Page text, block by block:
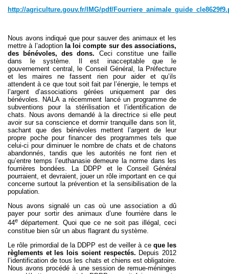
http://agriculture.gouv.fr/IMG/pdf/
Nous avons indiqué que pour sauver des animaux et les
mettre à l’adoptionla loi compte sur des associations,
des bénévoles, des dons. Ceci constitue une faille
dans le système. Il est inacceptable que le
gouvernement central, le Conseil Général, la Préfecture
et les maires ne fassent rien pour aider et qu’ils
attendent à ce que tout soit fait par l’énergie, le temps et
l’argent d’associations gérées uniquement par des
bénévoles. NALA a récemment lancé un programme de
subventions pour la stérilisation et l’identification de
chats. Nous avons demandé à la directrice si elle peut
avoir sur sa conscience et dormir tranquille dans son lit,
sachant que des bénévoles mettent l’argent de leur
propre poche pour financer des programmes tels que
celui-ci pour diminuer le nombre de chats et de chatons
abandonnés, tandis que les autorités ne font rien et
qu’entre temps l’euthanasie demeure la norme dans les
fourrières bondées. La DDPP et le Conseil Général
pourraient, et devraient, jouer un rôle important en ce qui
concerne surtout la prévention et la sensibilisation de la
population.
Nous avons signalé un cas où une association a dû
payer pour sortir des animaux d’une fourrière dans le
44e département. Quoi que ce ne soit pas illégal, ceci
constitue bien sûr un abus flagrant du système.
Le rôle primordial de la DDPP est de veiller à ce que les
règlements et les lois soient respectés. Depuis 2012
l’identification de tous les chats et chiens est obligatoire.
Nous avons procédé à une session de remue-méninges